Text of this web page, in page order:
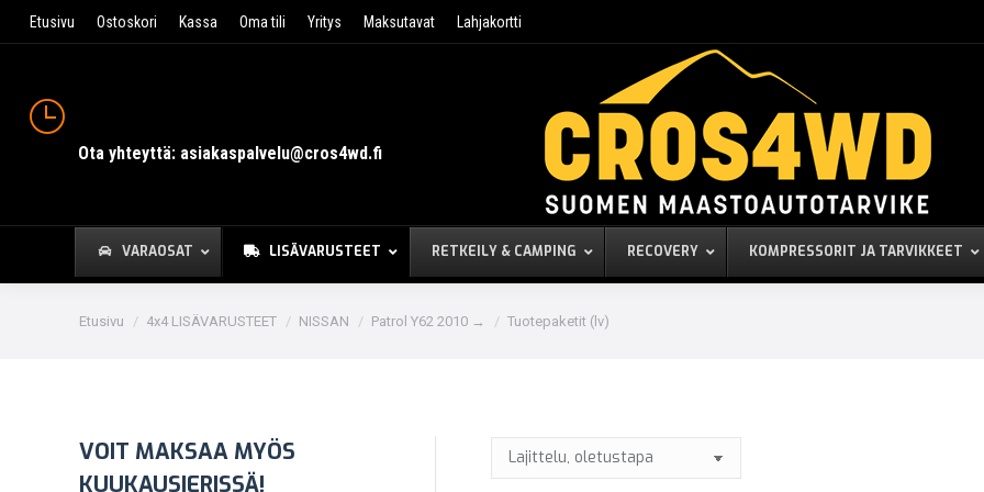
Etusivu Ostoskori Kassa Oma tili Yritys Maksutavat Lahjakortti
Ota yhteyttä: asiakaspalvelu@cros4wd.fi
VARAOSAT LISÄVARUSTEET RETKEILY & CAMPING RECOVERY KOMPRESSORIT JA TARVIKKEET
You are here:
Etusivu 4x4 LISÄVARUSTEET NISSAN Patrol Y62 2010 → Tuotepaketit (lv)
VOIT MAKSAA MYÖS
KUUKAUSIERISSÄ!